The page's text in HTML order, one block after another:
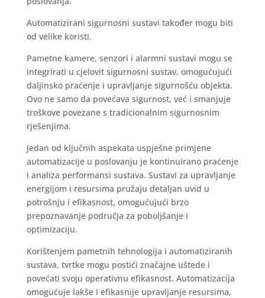
Automatizirani sigurnosni sustavi također mogu biti
od velike koristi.
Pametne kamere, senzori i alarmni sustavi mogu se
integrirati u cjelovit sigurnosni sustav, omogućujući
daljinsko praćenje i upravljanje sigurnošću objekta.
Ovo ne samo da povećava sigurnost, već i smanjuje
troškove povezane s tradicionalnim sigurnosnim
rješenjima.
Jedan od ključnih aspekata uspješne primjene
automatizacije u poslovanju je kontinuirano praćenje
i analiza performansi sustava. Sustavi za upravljanje
energijom i resursima pružaju detaljan uvid u
potrošnju i efikasnost, omogućujući brzo
prepoznavanje područja za poboljšanje i
optimizaciju.
Korištenjem pametnih tehnologija i automatiziranih
sustava, tvrtke mogu postići značajne uštede i
povećati svoju operativnu efikasnost. Automatizacija
omogućuje lakše i efikasnije upravljanje resursima,